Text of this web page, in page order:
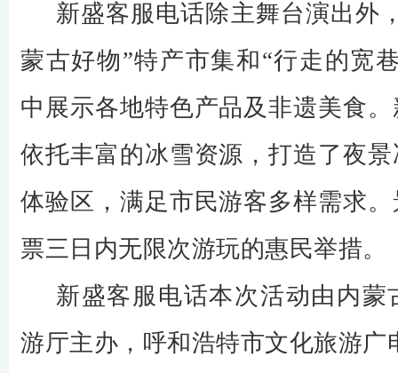
新盛客服电话除主舞台演出外
蒙古好物”特产市集和“行走的宽
中展示各地特色产品及非遗美食
依托丰富的冰雪资源，打造了夜
体验区，满足市民游客多样需求
票三日内无限次游玩的惠民举措。
新盛客服电话本次活动由内蒙
游厅主办，呼和浩特市文化旅游广